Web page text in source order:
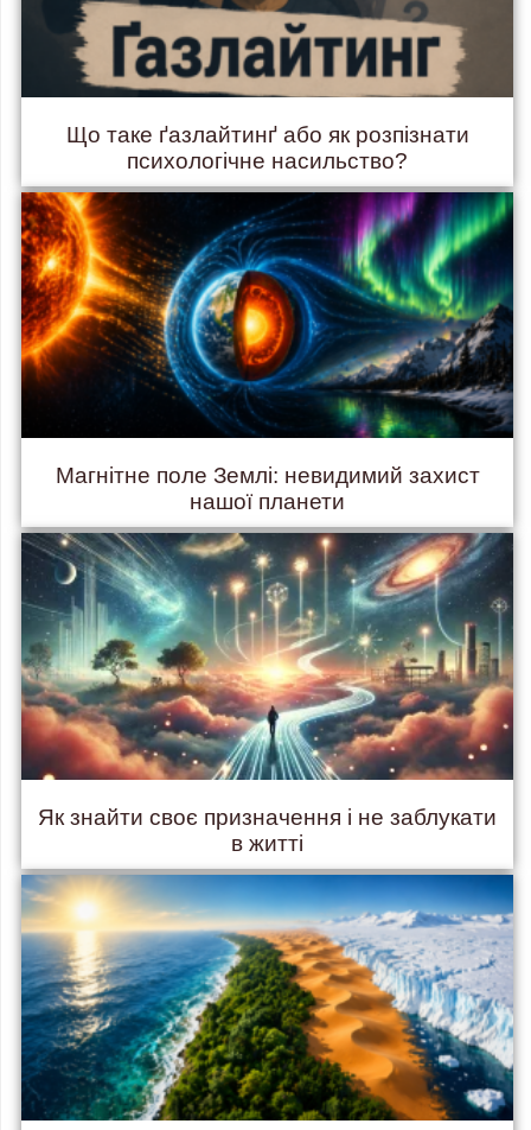
Що таке ґазлайтинґ або як розпізнати
психологічне насильство?
Магнітне поле Землі: невидимий захист
нашої планети
Як знайти своє призначення і не заблукати
в житті